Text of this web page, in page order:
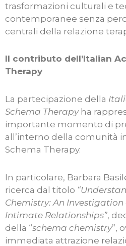
trasformazioni culturali e
contemporanee senza
centrali della relazione
Il contributo dell’Italian
Therapy
La partecipazione della
Schema Therapyha
importante momento di
all’interno della comunità
Schema Therapy.
In particolare, Barbara
ricerca dal titolo
Chemistry: An
Intimate Relationships”,
della “schema chemistry”,
immediata attrazione